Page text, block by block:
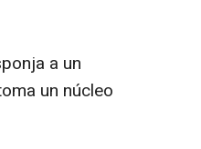
a un
un núcleo